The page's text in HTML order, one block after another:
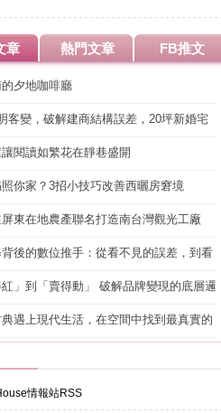
併公告
章 熱門文章 FB推文
夕地咖啡廳
客變，破解建商結構誤差，20坪新婚宅
閱讀如繁花在靜巷盛開
你家？3招小技巧改善西曬房窘境
東在地農產聯名打造南台灣觀光工廠
後的數位推手：從看不見的誤差，到看
」到「賣得動」 破解品牌變現的底層邏
遇上現代生活，在空間中找到最真實的
情報站RSS